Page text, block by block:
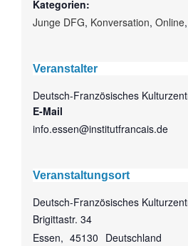
Kategorien:
Junge DFG, Konversation, Online,
Veranstalter
Deutsch-Französisches
E-Mail
info.essen@institutfrancais.de
Veranstaltungsort
Deutsch-Französisches
Brigittastr. 34
Essen, 45130 Deutschland